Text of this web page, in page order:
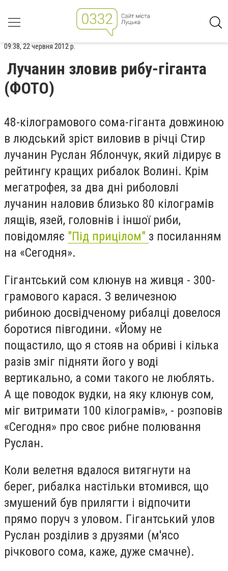
09:38, 22 червня 2012 р.
Лучанин зловив рибу-гіганта
(ФОТО)
48-кілограмового сома-гіганта довжиною
в людський зріст виловив в річці Стир
лучанин Руслан Яблончук, який лідирує в
рейтингу кращих рибалок Волині. Крім
мегатрофея, за два дні риболовлі
лучанин наловив близько 80 кілограмів
лящів, язей, головнів і іншої риби,
повідомляє "Під прицілом" з посиланням
на «Сегодня».
Гігантський сом клюнув на живця - 300-
грамового карася. З величезною
рибиною досвідченому рибалці довелося
боротися півгодини. «Йому не
пощастило, що я стояв на обриві і кілька
разів зміг підняти його у воді
вертикально, а соми такого не люблять.
А ще поводок вудки, на яку клюнув сом,
міг витримати 100 кілограмів», - розповів
«Сегодня» про своє рибне полювання
Руслан.
Коли велетня вдалося витягнути на
берег, рибалка настільки втомився, що
змушений був прилягти і відпочити
прямо поруч з уловом. Гігантський улов
Руслан розділив з друзями (м'ясо
річкового сома, каже, дуже смачне).